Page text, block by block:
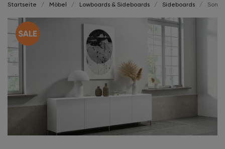
Startseite Möbel Lowboards & Sideboards Sideboards